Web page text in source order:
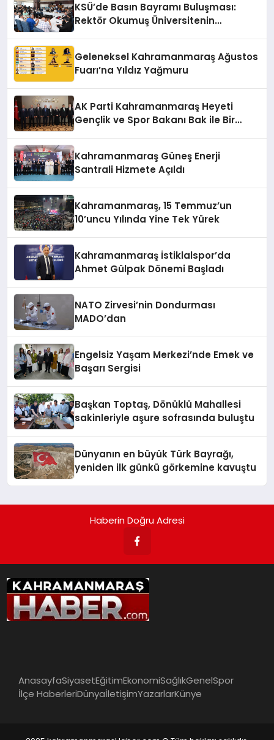
KSÜ’de Basın Bayramı Buluşması:
Rektör Okumuş Üniversitenin
Geleneksel Kahramanmaraş Ağustos
Fuarı’na Yıldız Yağmuru
AK Parti Kahramanmaraş Heyeti
Gençlik ve Spor Bakanı Bak ile Bir
Kahramanmaraş Güneş Enerji
Santrali Hizmete Açıldı
Kahramanmaraş, 15 Temmuz’un
10’uncu Yılında Yine Tek Yürek
Kahramanmaraş İstiklalspor’da
Ahmet Gülpak Dönemi Başladı
NATO Zirvesi’nin Dondurması
MADO’dan
Engelsiz Yaşam Merkezi’nde Emek ve
Başarı Sergisi
Başkan Toptaş, Dönüklü Mahallesi
sakinleriyle aşure sofrasında buluştu
Dünyanın en büyük Türk Bayrağı,
yeniden ilk günkü görkemine kavuştu
Haberin Doğru Adresi
AnasayfaSiyasetEğitimEkonomiSağlıkGenelSpor
İlçe HaberleriDünyaİletişimYazarlarKünye